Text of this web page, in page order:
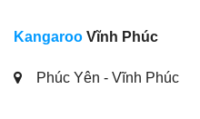
Kangaroo Vĩnh Phúc
Phúc Yên - Vĩnh Phúc